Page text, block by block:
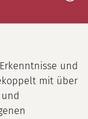
und
mit über